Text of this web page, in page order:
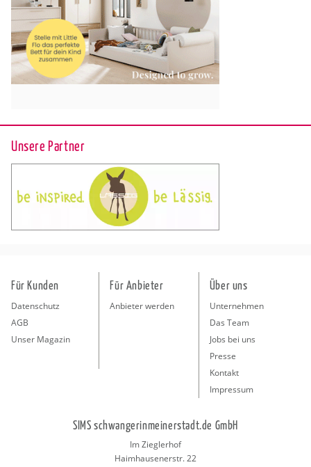
Unsere Partner
Für Kunden
Datenschutz
AGB
Unser Magazin
Für Anbieter
Anbieter werden
Über uns
Unternehmen
Das Team
Jobs bei uns
Presse
Kontakt
Impressum
SIMS schwangerinmeinerstadt.de GmbH
Im Zieglerhof
Haimhausenerstr. 22